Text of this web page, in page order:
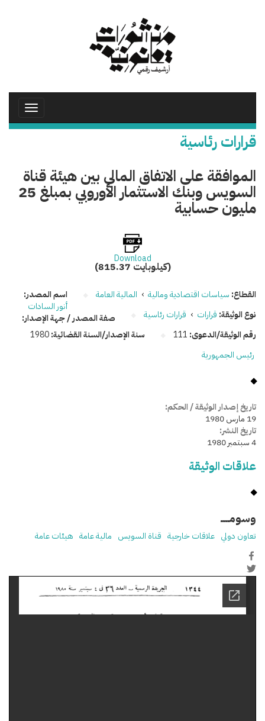
Toggle
قرارات رئاسية
الموافقة على الاتفاق المالي بين هيئة قناة
السويس وبنك الاستثمار الأوروبي بمبلغ 25
مليون حسابية
Download
(815.37 كيلوبايت)
القطاع: سياسات اقتصادية ومالية › المالية العامة
نوع الوثيقة: قرارات › قرارات رئاسية
رقم الوثيقة/الدعوى: 111 سنة الإصدار/السنة القضائية:1980
اسم المصدر:
أنور السادات
صفة المصدر / جهة الإصدار:
رئيس الجمهورية
تاريخ إصدار الوثيقة / الحكم:
19 مارس 1980
تاريخ النشر:
4 سبتمبر 1980
علاقات الوثيقة
وسومـــــ
تعاون دولي علاقات خارجية قناة السويس مالية عامة هيئات عامة